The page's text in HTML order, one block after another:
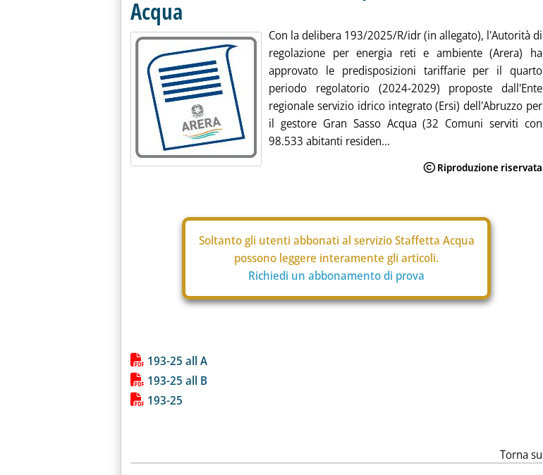
Acqua
Con la delibera 193/2025/R/idr (in allegato), l'Autorità di
regolazione per energia reti e ambiente (Arera) ha
approvato le predisposizioni tariffarie per il quarto
periodo regolatorio (2024-2029) proposte dall'Ente
regionale servizio idrico integrato (Ersi) dell'Abruzzo per
il gestore Gran Sasso Acqua (32 Comuni serviti con
98.533 abitanti residen...
Soltanto gli utenti abbonati al servizio Staffetta Acqua
possono leggere interamente gli articoli.
Richiedi un abbonamento di prova
Lista allegati PDF alla notizia
193-25 all A
193-25 all B
193-25
Torna su